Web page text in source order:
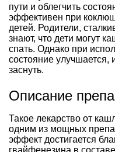
пути и облегчить
эффективен при
детей. Родители,
знают, что дети могут
спать. Однако при
состояние улучшается,
заснуть.
Описание
Такое лекарство от
одним из мощных
эффект достигается
гвайфенезина в